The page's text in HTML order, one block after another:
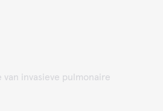
invasieve pulmonaire